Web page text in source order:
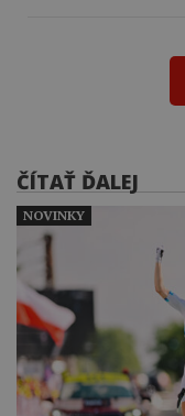
ČÍTAŤ ĎALEJ
NOVINKY